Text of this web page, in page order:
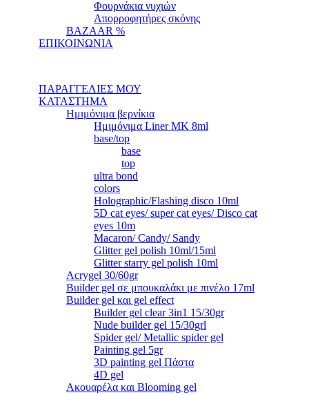
Φουρνάκια νυχιών
Απορροφητήρες σκόνης
BAZAAR %
ΕΠΙΚΟΙΝΩΝΙΑ
ΠΑΡΑΓΓΕΛΙΕΣ ΜΟΥ
ΚΑΤΑΣΤΗΜΑ
Ημιμόνιμα βερνίκια
Ημιμόνιμα Liner ΜΚ 8ml
base/top
base
top
ultra bond
colors
Holographic/Flashing disco 10ml
5D cat eyes/ super cat eyes/ Disco cat
eyes 10m
Macaron/ Candy/ Sandy
Glitter gel polish 10ml/15ml
Glitter starry gel polish 10ml
Acrygel 30/60gr
Builder gel σε μπουκαλάκι με πινέλο 17ml
Builder gel και gel effect
Builder gel clear 3in1 15/30gr
Nude builder gel 15/30grl
Spider gel/ Metallic spider gel
Painting gel 5gr
3D painting gel Πάστα
4D gel
Ακουαρέλα και Blooming gel